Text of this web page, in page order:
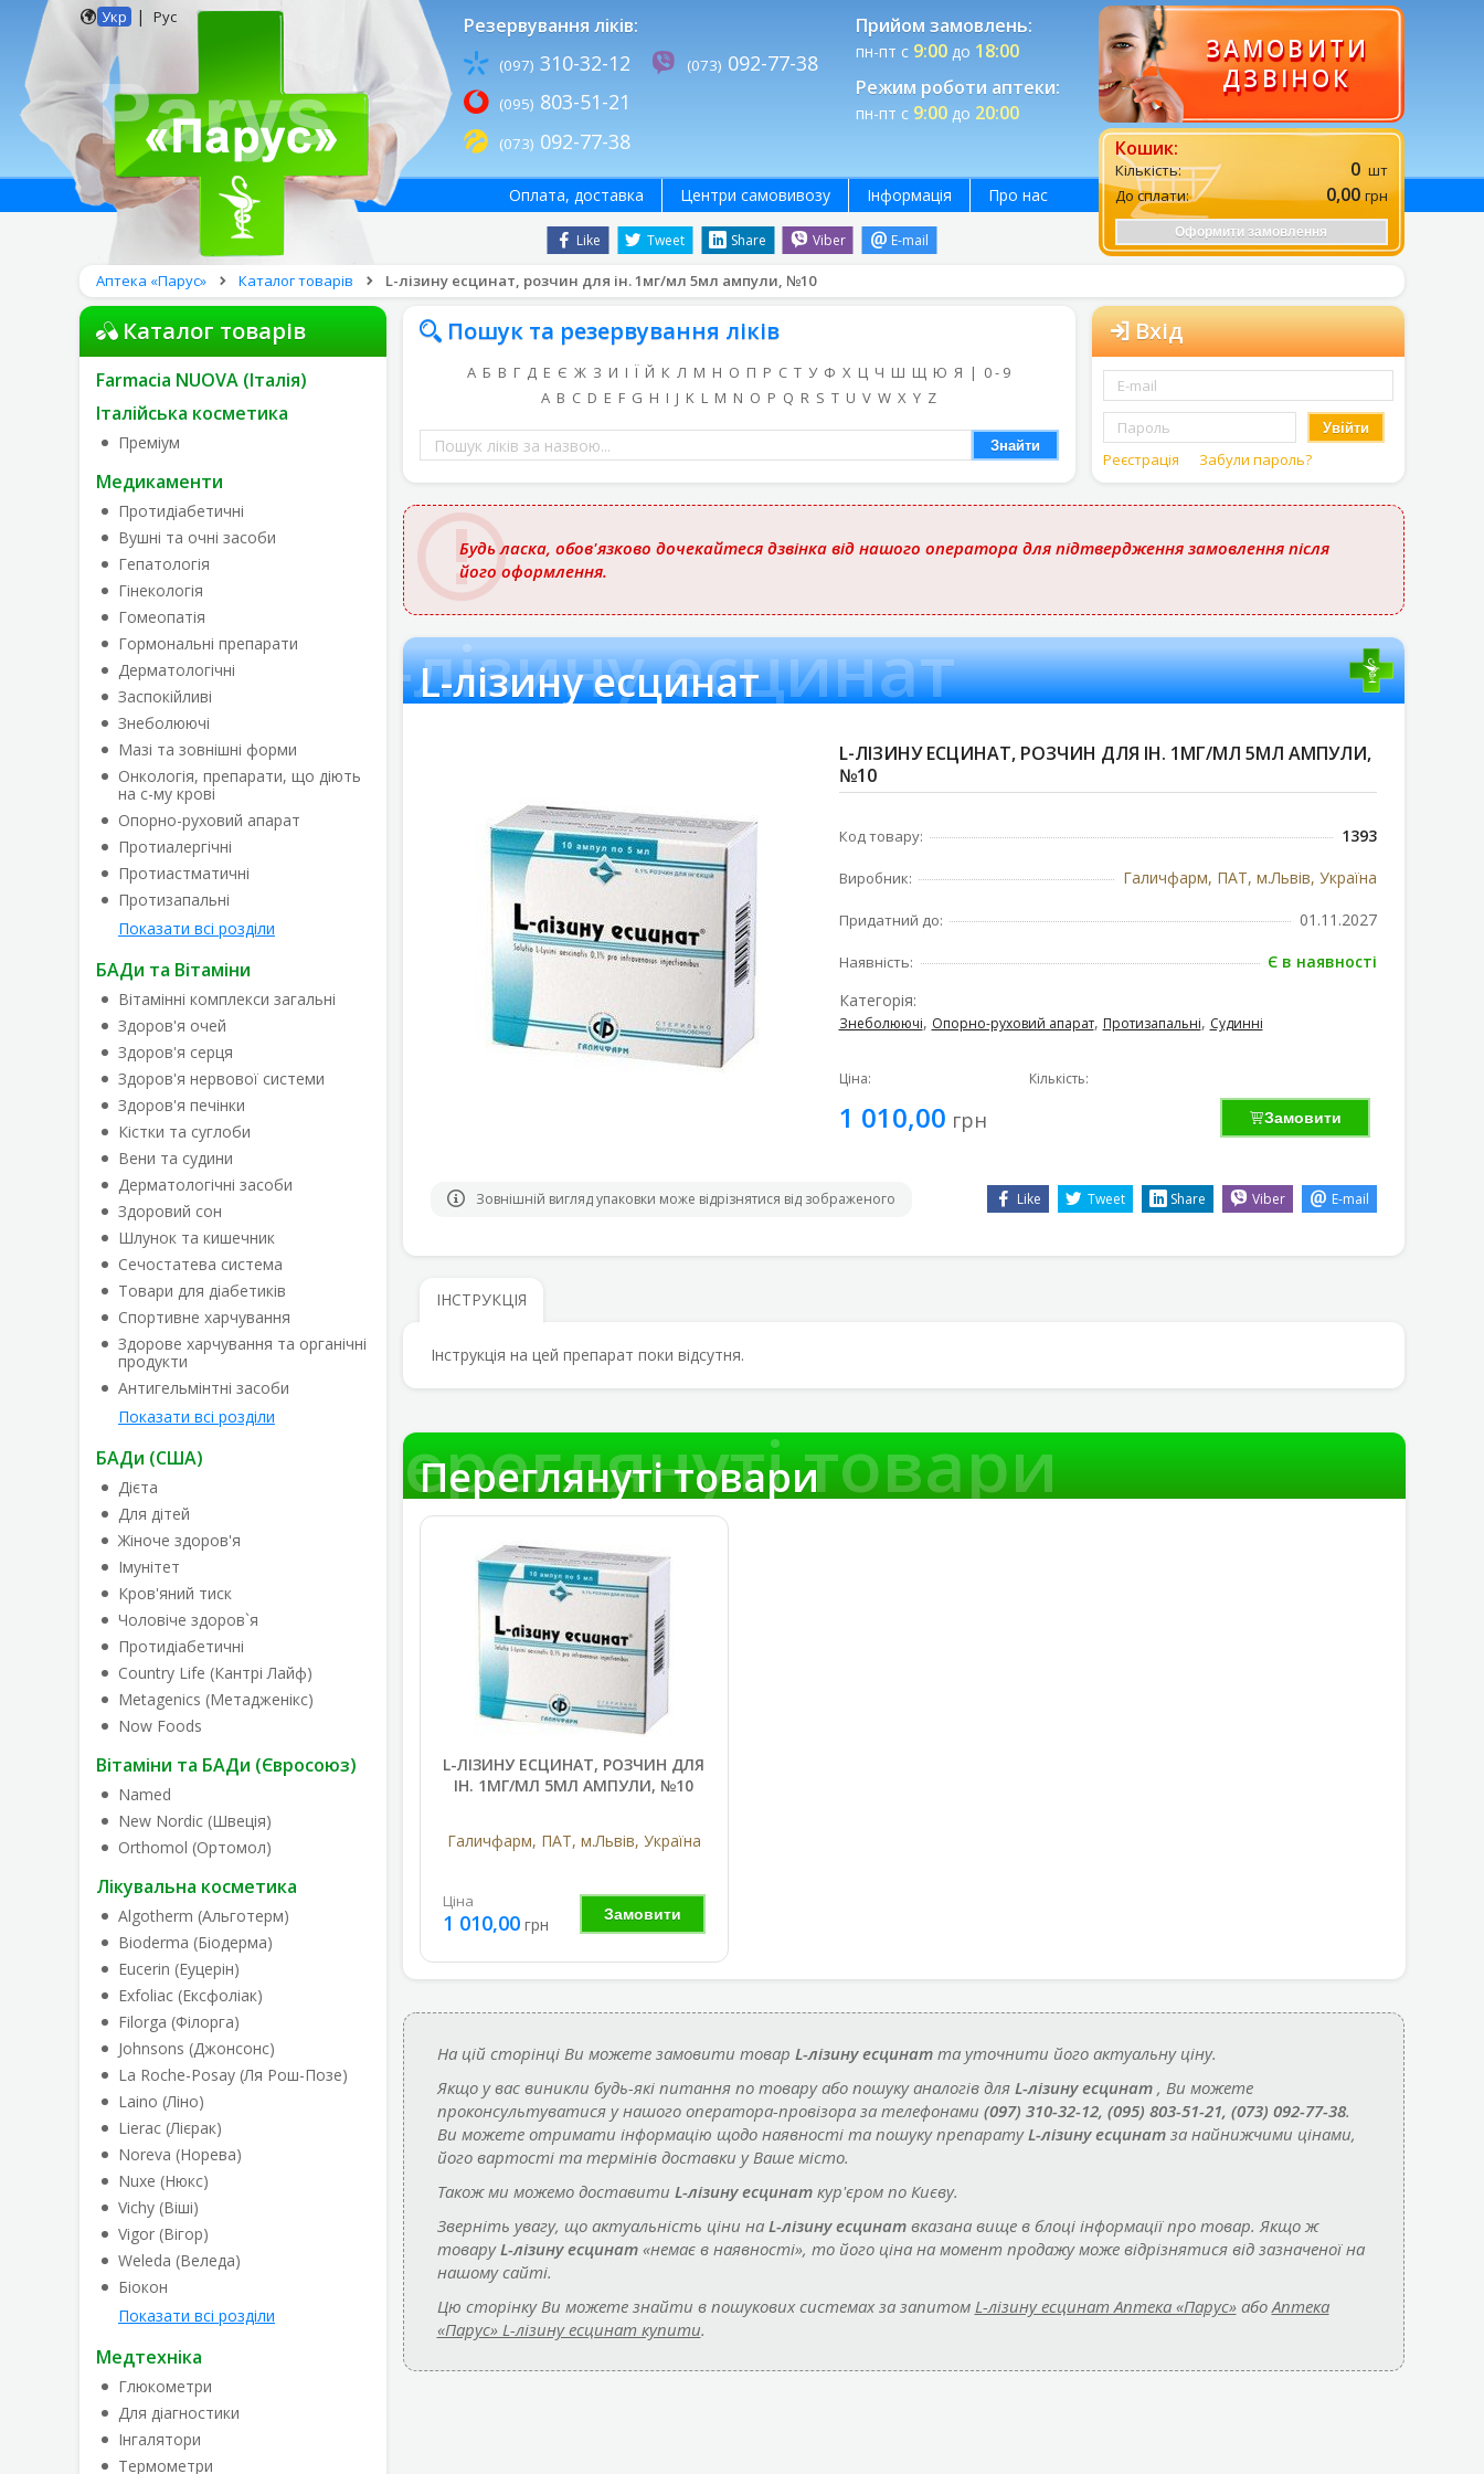
Укр | Рус Резервування ліків:
(097) 310-32-12
(095) 803-51-21
(073) 092-77-38
(073) 092-77-38
Прийом замовлень:
пн-пт с 9:00до 18:00
Режим роботи аптеки:
пн-пт с 9:00до 20:00
ЗАМОВИТИ
ДЗВІНОК
Кошик:
Кількість: 0 шт
До сплати:
0,00 грн
Оформити замовлення
Like Tweet Share Viber E-mail
Оплата, доставка Центри самовивозу Інформація Про нас
Аптека «Парус» Каталог товарів L-лізину есцинат, розчин для ін. 1мг/мл 5мл ампули, №10
Каталог товарів
Farmacia NUOVA (Італія)
Італійська косметика
Преміум
Медикаменти
Протидіабетичні
Вушні та очні засоби
Гепатологія
Гінекологія
Гомеопатія
Гормональні препарати
Дерматологічні
Заспокійливі
Знеболюючі
Мазі та зовнішні форми
Онкологія, препарати, що діють
на с-му крові
Опорно-руховий апарат
Протиалергічні
Протиастматичні
Протизапальні
Показати всі розділи
БАДи та Вітаміни
Вітамінні комплекси загальні
Здоров'я очей
Здоров'я серця
Здоров'я нервової системи
Здоров'я печінки
Кістки та суглоби
Вени та судини
Дерматологічні засоби
Здоровий сон
Шлунок та кишечник
Сечостатева система
Товари для діабетиків
Спортивне харчування
Здорове харчування та органічні
продукти
Антигельмінтні засоби
Показати всі розділи
БАДи (США)
Дієта
Для дітей
Жіноче здоров'я
Імунітет
Кров'яний тиск
Чоловіче здоров`я
Протидіабетичні
Country Life (Кантрі Лайф)
Metagenics (Метадженікс)
Now Foods
Вітаміни та БАДи (Євросоюз)
Named
New Nordic (Швеція)
Orthomol (Ортомол)
Лікувальна косметика
Algotherm (Альготерм)
Bioderma (Біодерма)
Eucerin (Еуцерін)
Exfoliac (Ексфоліак)
Filorga (Філорга)
Johnsons (Джонсонс)
La Roche-Posay (Ля Рош-Позе)
Laino (Ліно)
Lierac (Лієрак)
Noreva (Норева)
Nuxe (Нюкс)
Vichy (Віші)
Vigor (Вігор)
Weleda (Веледа)
Біокон
Показати всі розділи
Медтехніка
Глюкометри
Для діагностики
Інгалятори
Термометри
Пошук та резервування ліків
А Б В Г Д Е Є Ж З И І Ї Й К Л М Н О П Р С Т У Ф Х Ц Ч Ш Щ Ю Я | 0 - 9
A B C D E F G H I J K L M N O P Q R S T U V W X Y Z
Пошук
ліків
за
назвою
Знайти
Вхід
Увійти
Реєстрація Забули пароль?
Будь ласка, обов'язково дочекайтеся дзвінка від нашого оператора для підтвердження замовлення після
його оформлення.
L-лізину есцинат
L-лізину есцинат
L-ЛІЗИНУ ЕСЦИНАТ, РОЗЧИН ДЛЯ ІН. 1МГ/МЛ 5МЛ АМПУЛИ,
№10
Код товару: 1393
Виробник: Галичфарм, ПАТ, м.Львів, Україна
Придатний до: 01.11.2027
Наявність:
Є в наявності
Категорія:
Знеболюючі, Опорно-руховий апарат, Протизапальні, Судинні
Ціна:
1 010,00 грн
Кількість:
Замовити
Зовнішній вигляд упаковки може відрізнятися від зображеного Like Tweet Share Viber E-mail
ІНСТРУКЦІЯ
Інструкція на цей препарат поки відсутня.
Переглянуті товари
Переглянуті товари
L-ЛІЗИНУ ЕСЦИНАТ, РОЗЧИН ДЛЯ
ІН. 1МГ/МЛ 5МЛ АМПУЛИ, №10
Галичфарм, ПАТ, м.Львів, Україна
Замовити
Ціна
1 010,00грн
На цій сторінці Ви можете замовити товар L-лізину есцинат та уточнити його актуальну ціну.
Якщо у вас виникли будь-які питання по товару або пошуку аналогів для L-лізину есцинат , Ви можете
проконсультуватися у нашого оператора-провізора за телефонами (097) 310-32-12, (095) 803-51-21, (073) 092-77-38.
Ви можете отримати інформацію щодо наявності та пошуку препарату L-лізину есцинат за найнижчими цінами,
його вартості та термінів доставки у Ваше місто.
Також ми можемо доставити L-лізину есцинат кур'єром по Києву.
Зверніть увагу, що актуальність ціни на L-лізину есцинат вказана вище в блоці інформації про товар. Якщо ж
товару L-лізину есцинат «немає в наявності», то його ціна на момент продажу може відрізнятися від зазначеної на
нашому сайті.
Цю сторінку Ви можете знайти в пошукових системах за запитом L-лізину есцинат Аптека «Парус»або Аптека
«Парус» L-лізину есцинат купити.